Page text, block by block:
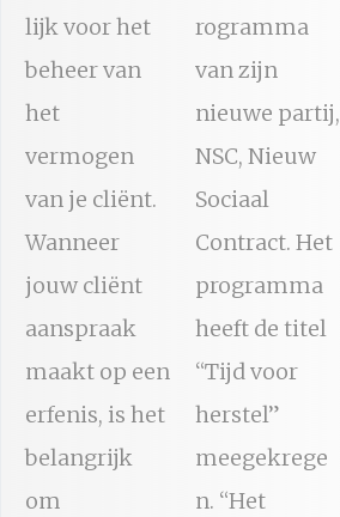
lijk voor het
beheer van
het
vermogen
van je cliënt.
Wanneer
jouw cliënt
aanspraak
maakt op een
erfenis, is het
belangrijk
om
rogramma
van zijn
nieuwe partij,
NSC, Nieuw
Sociaal
Contract. Het
programma
heeft de titel
“Tijd voor
herstel”
meegekrege
n. “Het